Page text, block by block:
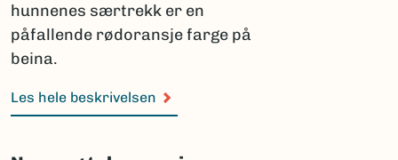
hunnenes særtrekk er en
påfallende rødoransje farge på
beina.
Les hele beskrivelsen